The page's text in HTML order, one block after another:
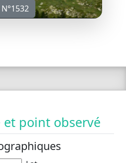
point observé